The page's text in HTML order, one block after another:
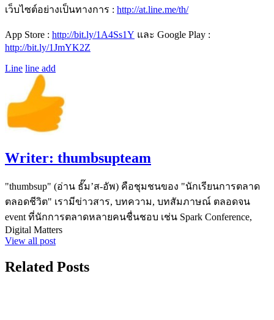
เว็บไซต์อย่างเป็นทางการ : http://at.line.me/th/
App Store : http://bit.ly/1A4Ss1Y และ Google Play :
http://bit.ly/1JmYK2Z
Line line add
Writer: thumbsupteam
"thumbsup" (อ่าน ธั๊ม’ส-อัพ) คือชุมชนของ "นักเรียนการตลาด
ตลอดชีวิต" เรามีข่าวสาร, บทความ, บทสัมภาษณ์ ตลอดจน
event ที่นักการตลาดหลายคนชื่นชอบ เช่น Spark Conference,
Digital Matters
View all post
Related Posts